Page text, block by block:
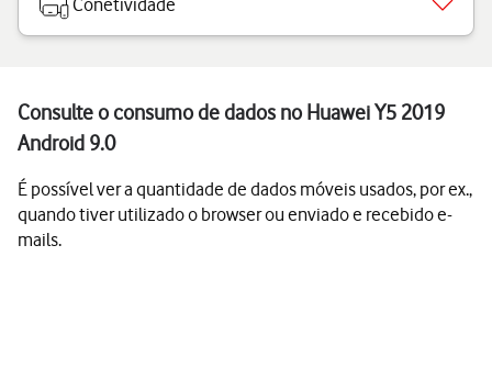
Conetividade
Consulte o consumo de dados no Huawei Y5 2019
Android 9.0
É possível ver a quantidade de dados móveis usados, por ex.,
quando tiver utilizado o browser ou enviado e recebido e-
mails.